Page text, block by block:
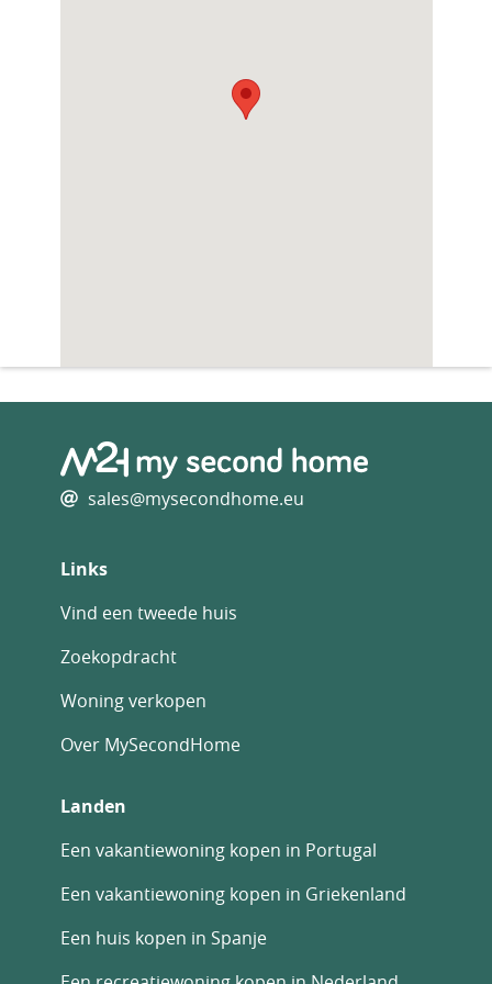
sales@mysecondhome.eu
Links
Vind een tweede huis
Zoekopdracht
Woning verkopen
Over MySecondHome
Landen
Een vakantiewoning kopen in Portugal
Een vakantiewoning kopen in Griekenland
Een huis kopen in Spanje